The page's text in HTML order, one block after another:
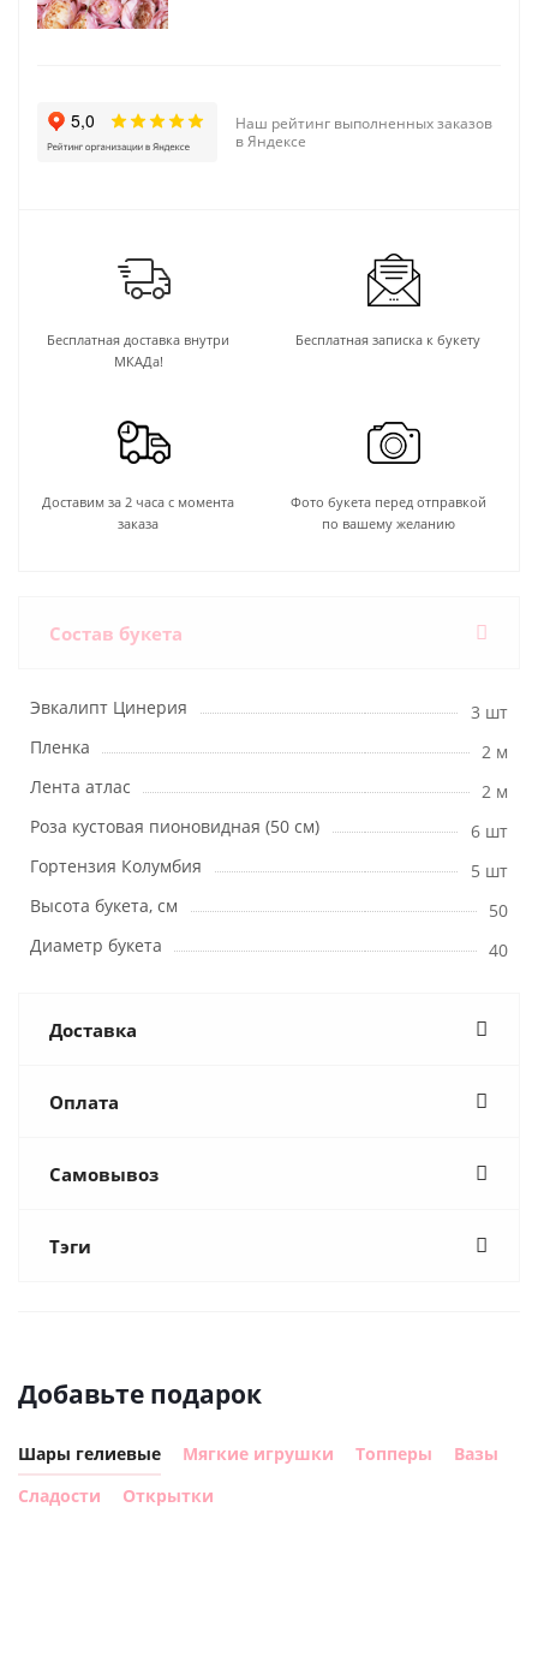
Наш рейтинг выполненных заказов
в Яндексе
Бесплатная доставка внутри
МКАДа!
Бесплатная записка к букету
Доставим за 2 часа с момента
заказа
Фото букета перед отправкой
по вашему желанию
Состав букета
Эвкалипт Цинерия
3 шт
Пленка
2 м
Лента атлас
2 м
Роза кустовая пионовидная (50 см)
6 шт
Гортензия Колумбия
5 шт
Высота букета, см
50
Диаметр букета
40
Доставка
Оплата
Самовывоз
Тэги
Добавьте подарок
Шары гелиевые Мягкие игрушки Топперы
Вазы
Сладости
Открытки